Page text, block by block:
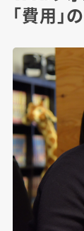
「費用」